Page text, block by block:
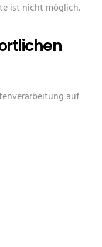
ist nicht möglich.
auf